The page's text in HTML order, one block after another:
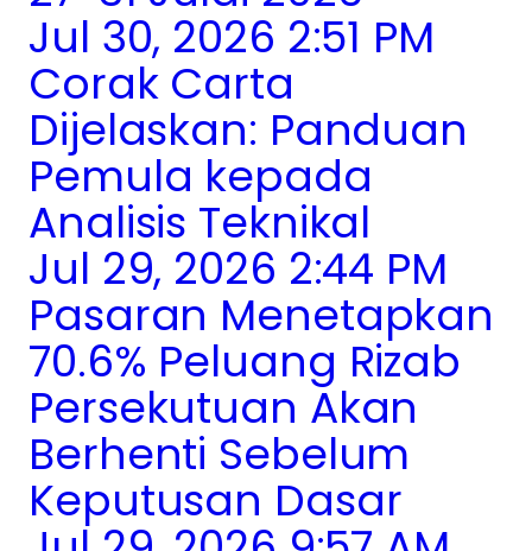
Jul 30, 2026 2:51 PM
Corak Carta
Dijelaskan: Panduan
Pemula kepada
Analisis Teknikal
Jul 29, 2026 2:44 PM
Pasaran Menetapkan
70.6% Peluang Rizab
Persekutuan Akan
Berhenti Sebelum
Keputusan Dasar